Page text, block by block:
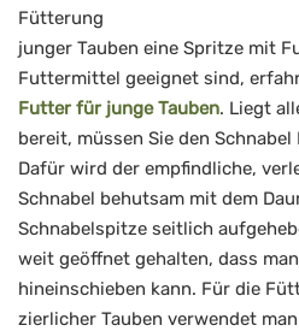
Fütterung
junger Tauben eine Spritze mit
Futtermittel geeignet sind,
Futter für junge Tauben. Liegt
bereit, müssen Sie den
Dafür wird der empfindliche,
Schnabel behutsam mit dem
Schnabelspitze seitlich
weit geöffnet gehalten, dass
hineinschieben kann. Für die
zierlicher Tauben verwendet